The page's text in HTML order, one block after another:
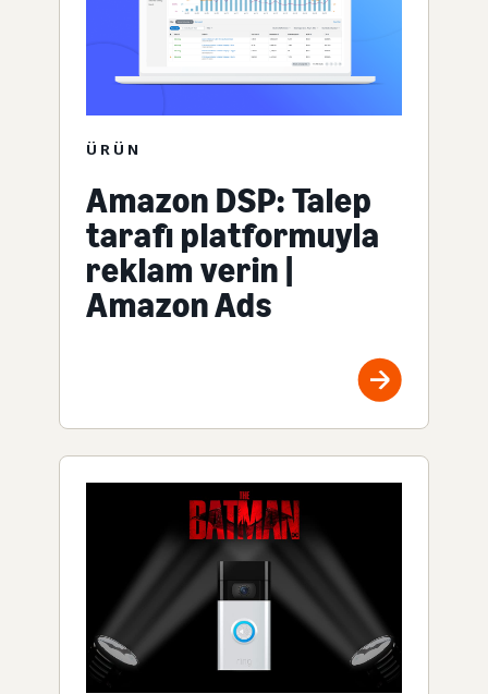
ÜRÜN
Amazon DSP: Talep
tarafı platformuyla
reklam verin |
Amazon Ads